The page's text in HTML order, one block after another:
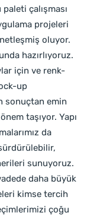
çalışması
projeleri
oluyor.
hazırlıyoruz.
için ve renk-
up
sonuçtan emin
taşıyor. Yapı
da
sunuyoruz.
daha büyük
kimse tercih
çoğu